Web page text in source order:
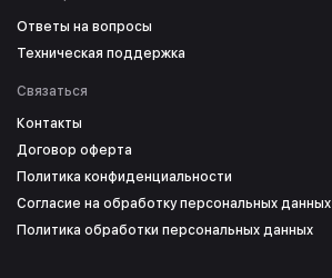
Ответы на вопросы
Техническая поддержка
Связаться
Контакты
Договор оферта
Политика конфиденциальности
Согласие на обработку персональных данных
Политика обработки персональных данных